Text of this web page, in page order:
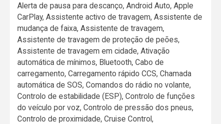
Alerta de pausa para descanço, Android Auto, Apple
CarPlay, Assistente activo de travagem, Assistente de
mudança de faixa, Assistente de travagem,
Assistente de travagem de proteção de peões,
Assistente de travagem em cidade, Ativação
automática de mínimos, Bluetooth, Cabo de
carregamento, Carregamento rápido CCS, Chamada
automática de SOS, Comandos do rádio no volante,
Controlo de estabilidade (ESP), Controlo de funções
do veículo por voz, Controlo de pressão dos pneus,
Controlo de proximidade, Cruise Control,